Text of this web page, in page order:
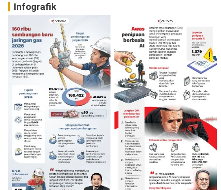
Infografik